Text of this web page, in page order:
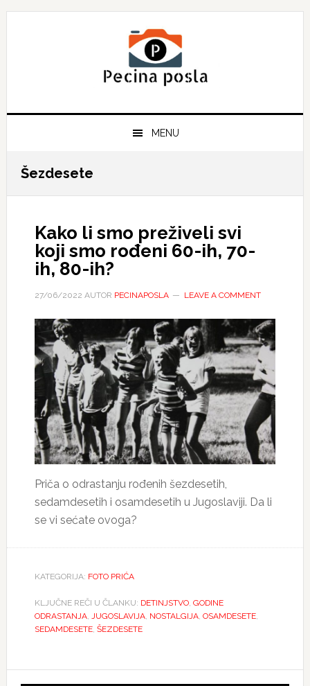
Skip
Skip
Skip
MENU
Šezdesete
Kako li smo preživeli svi
koji smo rođeni 60-ih, 70-
ih, 80-ih?
27/06/2022 AUTOR PECINAPOSLA LEAVE A COMMENT
Priča o odrastanju rođenih šezdesetih,
sedamdesetih i osamdesetih u Jugoslaviji. Da li
se vi sećate ovoga?
KATEGORIJA: FOTO PRIĆA
KLJUČNE REČI U ČLANKU: DETINJSTVO, GODINE
ODRASTANJA, JUGOSLAVIJA, NOSTALGIJA, OSAMDESETE,
SEDAMDESETE, ŠEZDESETE